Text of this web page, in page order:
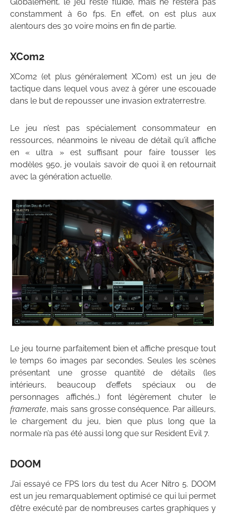
constamment à 60 fps. En effet, on est plus aux
alentours des 30 voire moins en fin de partie.
XCom2
XCom2 (et plus généralement XCom) est un jeu de
tactique dans lequel vous avez à gérer une escouade
dans le but de repousser une invasion extraterrestre.
Le jeu n’est pas spécialement consommateur en
ressources, néanmoins le niveau de détail qu’il affiche
en « ultra » est suffisant pour faire tousser les
modèles 950, je voulais savoir de quoi il en retournait
avec la génération actuelle.
Le jeu tourne parfaitement bien et affiche presque tout
le temps 60 images par secondes. Seules les scènes
présentant une grosse quantité de détails (les
intérieurs, beaucoup d’effets spéciaux ou de
personnages affichés…) font légèrement chuter le
framerate, mais sans grosse conséquence. Par ailleurs,
le chargement du jeu, bien que plus long que la
normale n’a pas été aussi long que sur Resident Evil 7.
DOOM
J’ai essayé ce FPS lors du test du Acer Nitro 5. DOOM
est un jeu remarquablement optimisé ce qui lui permet
d’être exécuté par de nombreuses cartes graphiques y